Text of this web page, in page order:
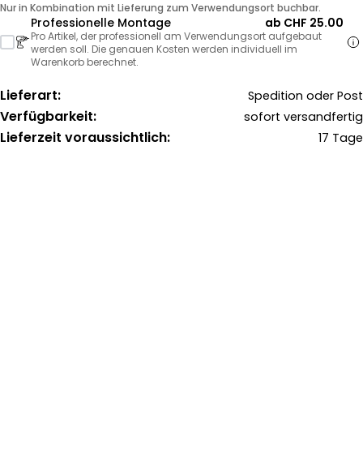
Nur in Kombination mit Lieferung zum Verwendungsort buchbar.
Professionelle Montage ab CHF 25.00
Pro Artikel, der professionell am Verwendungsort aufgebaut
werden soll. Die genauen Kosten werden individuell im
Warenkorb berechnet.
Lieferart: Spedition oder Post
Verfügbarkeit: sofort versandfertig
Lieferzeit voraussichtlich: 17 Tage